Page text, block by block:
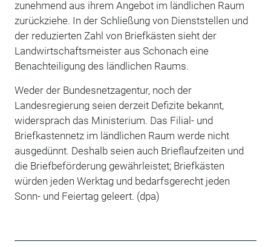
zunehmend aus ihrem Angebot im ländlichen Raum
zurückziehe. In der Schließung von Dienststellen und
der reduzierten Zahl von Briefkästen sieht der
Landwirtschaftsmeister aus Schonach eine
Benachteiligung des ländlichen Raums.
Weder der Bundesnetzagentur, noch der
Landesregierung seien derzeit Defizite bekannt,
widersprach das Ministerium. Das Filial- und
Briefkastennetz im ländlichen Raum werde nicht
ausgedünnt. Deshalb seien auch Brieflaufzeiten und
die Briefbeförderung gewährleistet; Briefkästen
würden jeden Werktag und bedarfsgerecht jeden
Sonn- und Feiertag geleert. (dpa)